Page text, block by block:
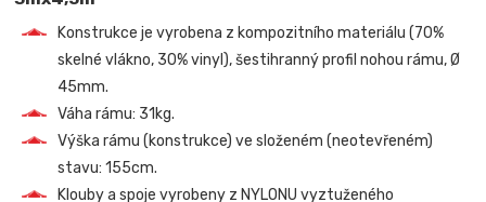
Konstrukce je vyrobena z kompozitního materiálu (70%
skelné vlákno, 30% vinyl), šestihranný profil nohou rámu, Ø
45mm.
Váha rámu: 31kg.
Výška rámu (konstrukce) ve složeném (neotevřeném)
stavu: 155cm.
Klouby a spoje vyrobeny z NYLONU vyztuženého